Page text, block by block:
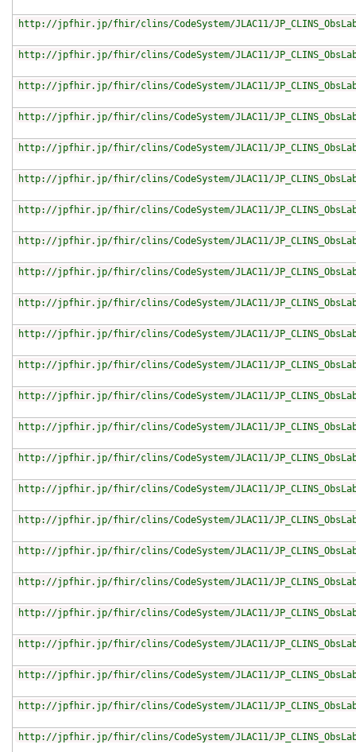
http://jpfhir.jp/fhir/clins/CodeSystem/JLAC11/
http://jpfhir.jp/fhir/clins/CodeSystem/JLAC11/
http://jpfhir.jp/fhir/clins/CodeSystem/JLAC11/
http://jpfhir.jp/fhir/clins/CodeSystem/JLAC11/
http://jpfhir.jp/fhir/clins/CodeSystem/JLAC11/
http://jpfhir.jp/fhir/clins/CodeSystem/JLAC11/
http://jpfhir.jp/fhir/clins/CodeSystem/JLAC11/
http://jpfhir.jp/fhir/clins/CodeSystem/JLAC11/
http://jpfhir.jp/fhir/clins/CodeSystem/JLAC11/
http://jpfhir.jp/fhir/clins/CodeSystem/JLAC11/
http://jpfhir.jp/fhir/clins/CodeSystem/JLAC11/
http://jpfhir.jp/fhir/clins/CodeSystem/JLAC11/
http://jpfhir.jp/fhir/clins/CodeSystem/JLAC11/
http://jpfhir.jp/fhir/clins/CodeSystem/JLAC11/
http://jpfhir.jp/fhir/clins/CodeSystem/JLAC11/
http://jpfhir.jp/fhir/clins/CodeSystem/JLAC11/
http://jpfhir.jp/fhir/clins/CodeSystem/JLAC11/
http://jpfhir.jp/fhir/clins/CodeSystem/JLAC11/
http://jpfhir.jp/fhir/clins/CodeSystem/JLAC11/
http://jpfhir.jp/fhir/clins/CodeSystem/JLAC11/
http://jpfhir.jp/fhir/clins/CodeSystem/JLAC11/
http://jpfhir.jp/fhir/clins/CodeSystem/JLAC11/
http://jpfhir.jp/fhir/clins/CodeSystem/JLAC11/
http://jpfhir.jp/fhir/clins/CodeSystem/JLAC11/